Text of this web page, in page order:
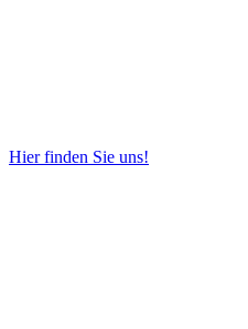
Hier finden Sie uns!